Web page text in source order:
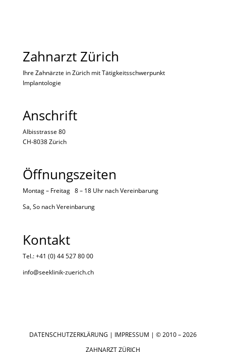
Zahnarzt Zürich
Ihre Zahnärzte in Zürich mit Tätigkeitsschwerpunkt
Implantologie
Anschrift
Albisstrasse 80
CH-8038 Zürich
Öffnungszeiten
Montag – Freitag 8 – 18 Uhr nachVereinbarung
Sa, So nachVereinbarung
Kontakt
Tel.: +41 (0) 44 527 80 00
info@seeklinik-zuerich.ch
DATENSCHUTZERKLÄRUNG | IMPRESSUM | © 2010 – 2026
ZAHNARZT ZÜRICH